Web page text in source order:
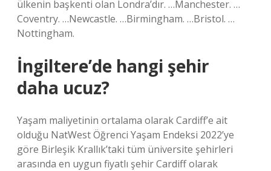
ülkenin başkenti olan Londra’dır. …Manchester. …
Coventry. …Newcastle. …Birmingham. …Bristol. …
Nottingham.
İngiltere’de hangi şehir
daha ucuz?
Yaşam maliyetinin ortalama olarak Cardiff’e ait
olduğu NatWest Öğrenci Yaşam Endeksi 2022’ye
göre Birleşik Krallık’taki tüm üniversite şehirleri
arasında en uygun fiyatlı şehir Cardiff olarak